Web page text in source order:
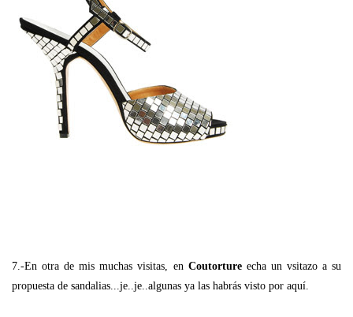
7.-En otra de mis muchas visitas, en Coutortureecha un vsitazo a su
propuesta de sandalias...je..je..algunas ya las habrás visto por aquí.